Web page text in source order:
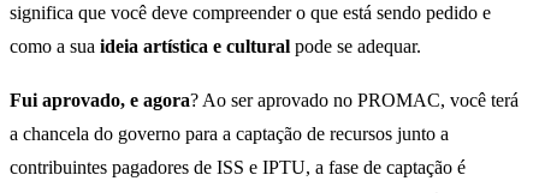
significa que você deve compreender o que está sendo pedido e
como a sua ideia artística e cultural pode se adequar.
Fui aprovado, e agora? Ao ser aprovado no PROMAC, você terá
a chancela do governo para a captação de recursos junto a
contribuintes pagadores de ISS e IPTU, a fase de captação é